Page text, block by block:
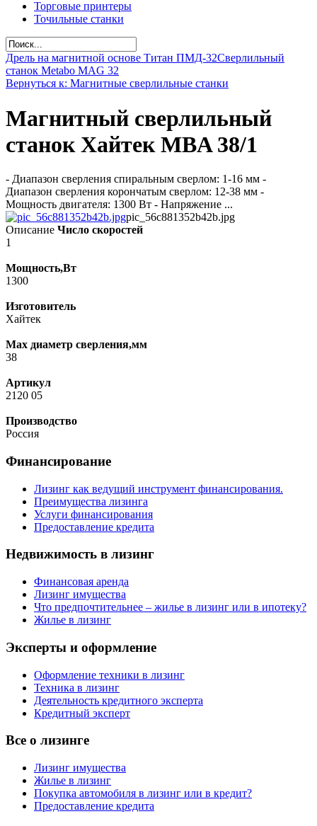
Торговые принтеры
Точильные станки
Дрель на магнитной основе Титан ПМД-32Сверлильный
станок Metabo MAG 32
Вернуться к: Магнитные сверлильные станки
Магнитный сверлильный
станок Хайтек MBA 38/1
- Диапазон сверления спиральным сверлом: 1-16 мм -
Диапазон сверления корончатым сверлом: 12-38 мм -
Мощность двигателя: 1300 Вт - Напряжение ...
pic_56c881352b42b.jpg
Описание Число скоростей
1
Мощность,Вт
1300
Изготовитель
Хайтек
Max диаметр сверления,мм
38
Артикул
2120 05
Производство
Россия
Финансирование
Лизинг как ведущий инструмент финансирования.
Преимущества лизинга
Услуги финансирования
Предоставление кредита
Недвижимость в лизинг
Финансовая аренда
Лизинг имущества
Что предпочтительнее – жилье в лизинг или в ипотеку?
Жилье в лизинг
Эксперты и оформление
Оформление техники в лизинг
Техника в лизинг
Деятельность кредитного эксперта
Кредитный эксперт
Все о лизинге
Лизинг имущества
Жилье в лизинг
Покупка автомобиля в лизинг или в кредит?
Предоставление кредита